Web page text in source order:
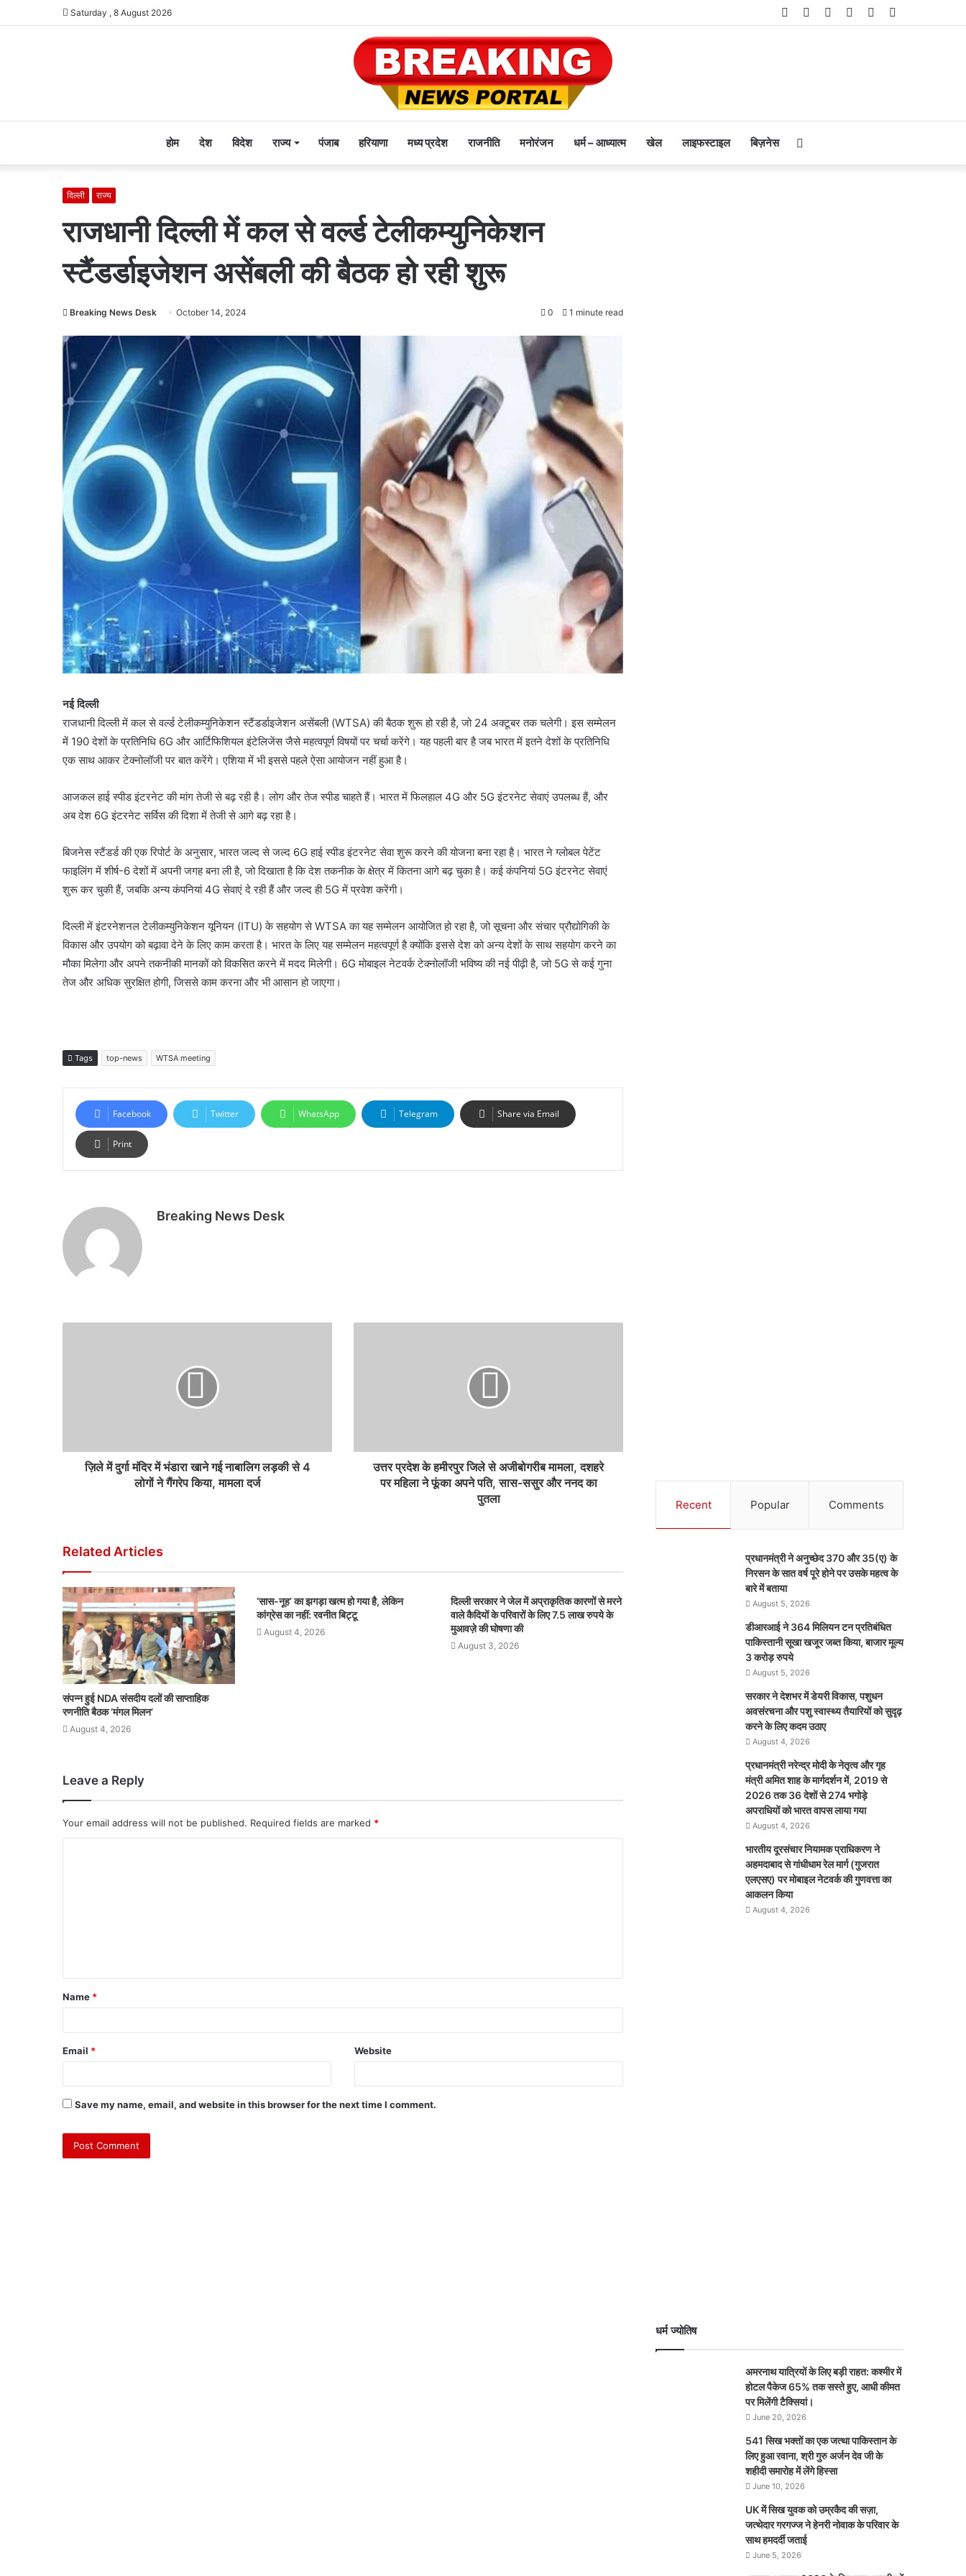
Saturday , 8 August 2026 Telegram
Instagram
YouTube
Twitter
Facebook
होम देश विदेश राज्य पंजाब हरियाणा मध्य प्रदेश राजनीति मनोरंजन धर्म – आध्यात्म खेल लाइफस्टाइल बिज़नेस
दिल्ली राज्य
राजधानी दिल्ली में कल से वर्ल्ड टेलीकम्युनिकेशन
स्टैंडर्डाइजेशन असेंबली की बैठक हो रही शुरू
Breaking News Desk October 14, 2024 0 1 minute read
नई दिल्ली
राजधानी दिल्ली में कल से वर्ल्ड टेलीकम्युनिकेशन स्टैंडर्डाइजेशन असेंबली (WTSA) की बैठक शुरू हो रही है, जो 24 अक्टूबर तक चलेगी। इस सम्मेलन
में 190 देशों के प्रतिनिधि 6G और आर्टिफिशियल इंटेलिजेंस जैसे महत्वपूर्ण विषयों पर चर्चा करेंगे। यह पहली बार है जब भारत में इतने देशों के प्रतिनिधि
एक साथ आकर टेक्नोलॉजी पर बात करेंगे। एशिया में भी इससे पहले ऐसा आयोजन नहीं हुआ है।
आजकल हाई स्पीड इंटरनेट की मांग तेजी से बढ़ रही है। लोग और तेज स्पीड चाहते हैं। भारत में फिलहाल 4G और 5G इंटरनेट सेवाएं उपलब्ध हैं, और
अब देश 6G इंटरनेट सर्विस की दिशा में तेजी से आगे बढ़ रहा है।
बिजनेस स्टैंडर्ड की एक रिपोर्ट के अनुसार, भारत जल्द से जल्द 6G हाई स्पीड इंटरनेट सेवा शुरू करने की योजना बना रहा है। भारत ने ग्लोबल पेटेंट
फाइलिंग में शीर्ष-6 देशों में अपनी जगह बना ली है, जो दिखाता है कि देश तकनीक के क्षेत्र में कितना आगे बढ़ चुका है। कई कंपनियां 5G इंटरनेट सेवाएं
शुरू कर चुकी हैं, जबकि अन्य कंपनियां 4G सेवाएं दे रही हैं और जल्द ही 5G में प्रवेश करेंगी।
दिल्ली में इंटरनेशनल टेलीकम्युनिकेशन यूनियन (ITU) के सहयोग से WTSA का यह सम्मेलन आयोजित हो रहा है, जो सूचना और संचार प्रौद्योगिकी के
विकास और उपयोग को बढ़ावा देने के लिए काम करता है। भारत के लिए यह सम्मेलन महत्वपूर्ण है क्योंकि इससे देश को अन्य देशों के साथ सहयोग करने का
मौका मिलेगा और अपने तकनीकी मानकों को विकसित करने में मदद मिलेगी। 6G मोबाइल नेटवर्क टेक्नोलॉजी भविष्य की नई पीढ़ी है, जो 5G से कई गुना
तेज और अधिक सुरक्षित होगी, जिससे काम करना और भी आसान हो जाएगा।
Tags top-news WTSA meeting
Facebook Twitter WhatsApp Telegram Share via Email
Print
Breaking News Desk
ज़िले में दुर्गा मंदिर में भंडारा खाने गई नाबालिग लड़की से 4
लोगों ने गैंगरेप किया, मामला दर्ज
उत्तर प्रदेश के हमीरपुर जिले से अजीबोगरीब मामला, दशहरे
पर महिला ने फूंका अपने पति, सास-ससुर और ननद का
पुतला
Related Articles
संपन्न हुई NDA संसदीय दलों की साप्ताहिक
रणनीति बैठक ‘मंगल मिलन’
August 4, 2026
‘सास-नूह’ का झगड़ा खत्म हो गया है, लेकिन
कांग्रेस का नहीं: रवनीत बिट्टू
August 4, 2026
दिल्ली सरकार ने जेल में अप्राकृतिक कारणों से मरने
वाले कैदियों के परिवारों के लिए 7.5 लाख रुपये के
मुआवज़े की घोषणा की
August 3, 2026
Leave a Reply
Your email address will not be published. Required fields are marked *
Name *
Email * Website
Save my name, email, and website in this browser for the next time I comment.
Recent Popular Comments
प्रधानमंत्री ने अनुच्छेद 370 और 35(ए) के
निरसन के सात वर्ष पूरे होने पर उसके महत्व के
बारे में बताया
August 5, 2026
डीआरआई ने 364 मिलियन टन प्रतिबंधित
पाकिस्तानी सूखा खजूर जब्त किया, बाजार मूल्य
3 करोड़ रुपये
August 5, 2026
सरकार ने देशभर में डेयरी विकास, पशुधन
अवसंरचना और पशु स्वास्थ्य तैयारियों को सुदृढ़
करने के लिए कदम उठाए
August 4, 2026
प्रधानमंत्री नरेन्द्र मोदी के नेतृत्व और गृह
मंत्री अमित शाह के मार्गदर्शन में, 2019 से
2026 तक 36 देशों से 274 भगोड़े
अपराधियों को भारत वापस लाया गया
August 4, 2026
भारतीय दूरसंचार नियामक प्राधिकरण ने
अहमदाबाद से गांधीधाम रेल मार्ग (गुजरात
एलएसए) पर मोबाइल नेटवर्क की गुणवत्ता का
आकलन किया
August 4, 2026
धर्म ज्योतिष
अमरनाथ यात्रियों के लिए बड़ी राहत: कश्मीर में
होटल पैकेज 65% तक सस्ते हुए, आधी कीमत
पर मिलेंगी टैक्सियां।
June 20, 2026
541 सिख भक्तों का एक जत्था पाकिस्तान के
लिए हुआ रवाना, श्री गुरु अर्जन देव जी के
शहीदी समारोह में लेंगे हिस्सा
June 10, 2026
UK में सिख युवक को उम्रकैद की सज़ा,
जत्थेदार गरगज्ज ने हेनरी नोवाक के परिवार के
साथ हमदर्दी जताई
June 5, 2026